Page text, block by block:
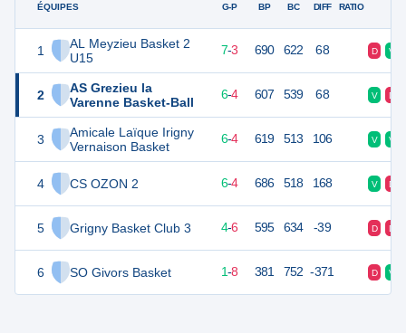
ÉQUIPES
1
AL Meyzieu Basket 2
U15
2
AS Grezieu la
Varenne Basket-Ball
3
Amicale Laïque Irigny
Vernaison Basket
4 CS OZON 2
5 Grigny Basket Club 3
6 SO Givors Basket
G-P BP BC DIFF RATIO
17 10 7-3 690 622 68 D V
16 10 6-4 607 539 68 V D
16 10 6-4 619 513 106 V V
6-4 686 518 168 V D
14 10 4-6 595 634 -39 D D
10 1-8 381 752 -371 D V